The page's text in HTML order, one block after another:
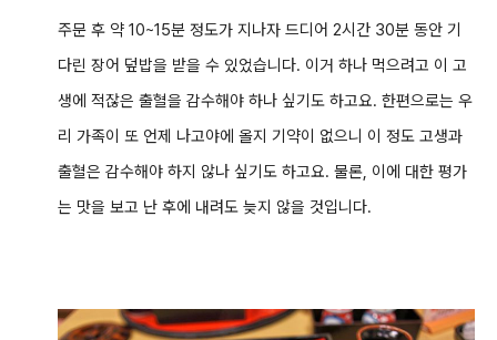
주문 후 약 10~15분 정도가 지나자 드디어 2시간 30분 동안 기
다린 장어 덮밥을 받을 수 있었습니다. 이거 하나 먹으려고 이 고
생에 적잖은 출혈을 감수해야 하나 싶기도 하고요. 한편으로는 우
리 가족이 또 언제 나고야에 올지 기약이 없으니 이 정도 고생과
출혈은 감수해야 하지 않나 싶기도 하고요. 물론, 이에 대한 평가
는 맛을 보고 난 후에 내려도 늦지 않을 것입니다.